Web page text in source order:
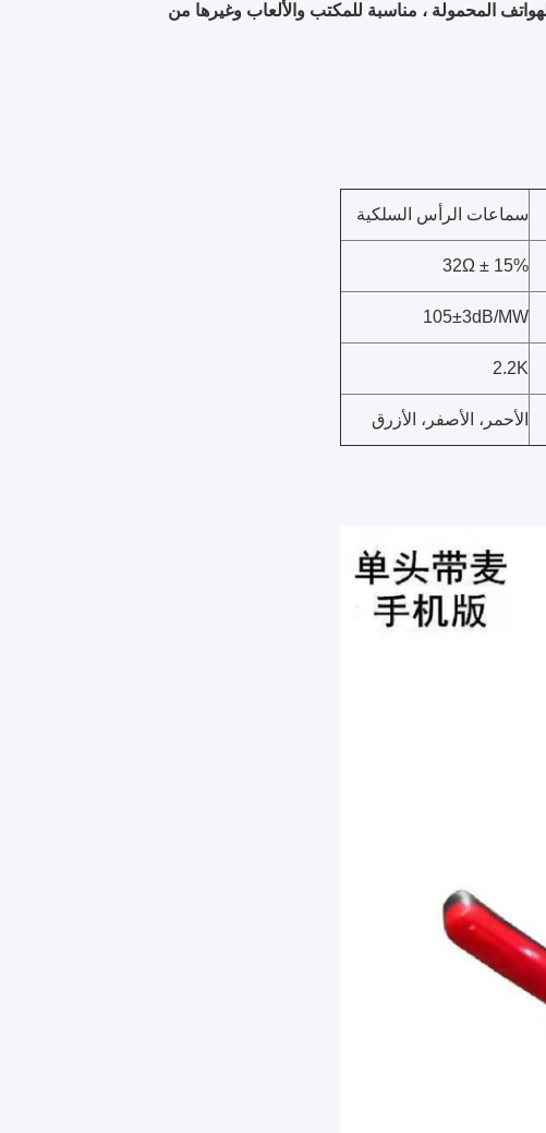
المحمولة ، مناسبة للمكتب والألعاب وغيرها من
سماعات الرأس السلكية
32Ω ± 15%
105±3dB/MW
2.2K
الأحمر، الأصفر، الأزرق